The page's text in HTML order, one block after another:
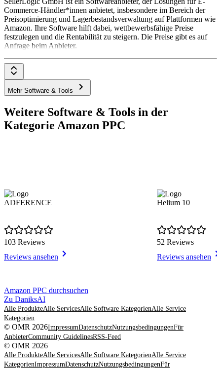
Commerce-Händler*innen anbietet, insbesondere im Bereich der
Preisoptimierung und Lagerbestandsverwaltung auf Plattformen wie
Amazon. Ihre Software hilft dabei, wettbewerbsfähige Preise
festzulegen und die Rentabilität zu steigern. Die Preise gibt es auf
Anfrage beim Anbieter.
Mehr Software & Tools
Weitere Software & Tools in der
Kategorie Amazon PPC
ADFERENCE
103 Reviews
Reviews ansehen
Helium 10
52 Reviews
Reviews ansehen
Item
1
of
8
Amazon PPC durchsuchen
Zu DaniksAI
Alle ProdukteAlle ServicesAlle Software KategorienAlle Service
Kategorien
© OMR 2026ImpressumDatenschutzNutzungsbedingungenFür
AnbieterCommunity GuidelinesRSS-Feed
© OMR 2026
Alle ProdukteAlle ServicesAlle Software KategorienAlle Service
KategorienImpressumDatenschutzNutzungsbedingungenFür